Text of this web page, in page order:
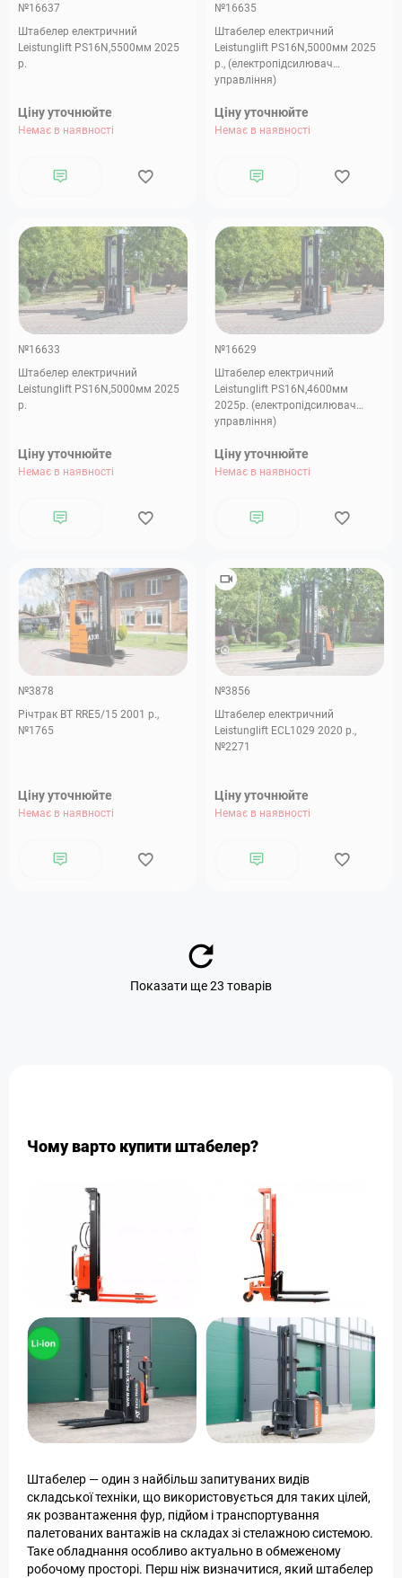
№16637
Штабелер електричний
Leistunglift PS16N,5500мм 2025
р.
Ціну уточнюйте
Немає в наявності
№16635
Штабелер електричний
Leistunglift PS16N,5000мм 2025
р., (електропідсилювач
управління)
Ціну уточнюйте
Немає в наявності
№16633
Штабелер електричний
Leistunglift PS16N,5000мм 2025
р.
Ціну уточнюйте
Немає в наявності
№16629
Штабелер електричний
Leistunglift PS16N,4600мм
2025р. (електропідсилювач
управління)
Ціну уточнюйте
Немає в наявності
№3878
Річтрак BT RRE5/15 2001 р.,
№1765
Ціну уточнюйте
Немає в наявності
№3856
Штабелер електричний
Leistunglift ECL1029 2020 р.,
№2271
Ціну уточнюйте
Немає в наявності
Показати ще 23 товарів
Чому варто купити штабелер?
Штабелер — один з найбільш запитуваних видів
складської техніки, що використовується для таких цілей,
як розвантаження фур, підйом і транспортування
палетованих вантажів на складах зі стелажною системою.
Таке обладнання особливо актуально в обмеженому
робочому просторі. Перш ніж визначитися, який штабелер